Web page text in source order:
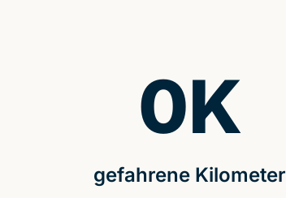
gefahrene Kilometer
0K